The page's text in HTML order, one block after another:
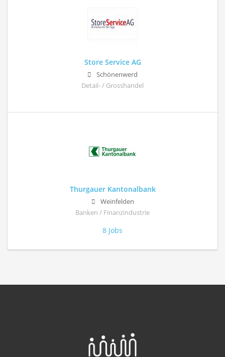
Store Service AG
Schönenwerd
Detail- / Grosshandel
Thurgauer Kantonalbank
Weinfelden
Banken / Finanzindustrie
8 Jobs